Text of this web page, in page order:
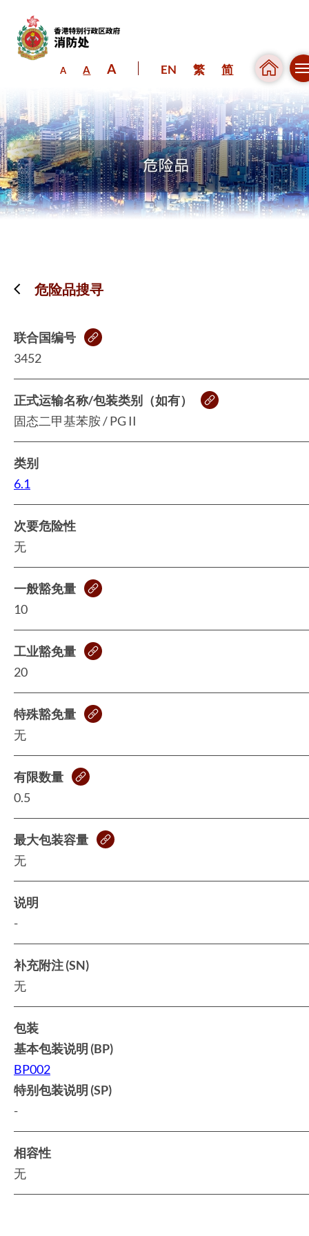
A A A EN 繁 简
危险品搜寻
联合国编号
3452
正式运输名称/包装类别（如有）
固态二甲基苯胺 / PG II
类别
6.1
次要危险性
无
一般豁免量
10
工业豁免量
20
特殊豁免量
无
有限数量
0.5
最大包装容量
无
说明
-
补充附注 (SN)
无
包装
基本包装说明 (BP)
BP002
特别包装说明 (SP)
-
相容性
无